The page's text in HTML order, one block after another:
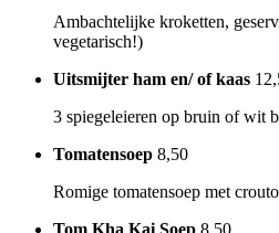
Ambachtelijke kroketten,
vegetarisch!)
Uitsmijter ham en/ of kaas
3 spiegeleieren op bruin of wit
Tomatensoep 8,50
Romige tomatensoep met
Tom Kha Kai Soep 8,50